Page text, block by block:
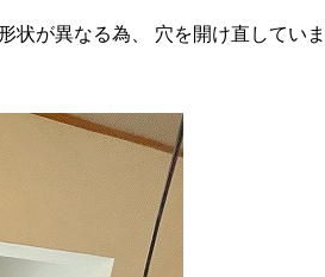
状が異なる為、 穴を開け直してい